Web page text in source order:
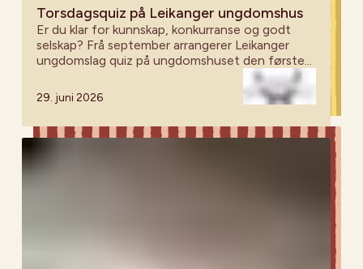
Torsdagsquiz på Leikanger ungdomshus
Er du klar for kunnskap, konkurranse og godt
selskap? Frå september arrangerer Leikanger
ungdomslag quiz på ungdomshuset den første
torsdagen kvar måndad – alle er velkomne!
29. juni 2026